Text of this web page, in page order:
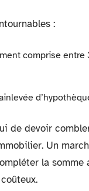
:
comprise
de devoir
Un
la